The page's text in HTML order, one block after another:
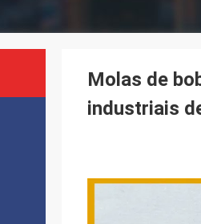
Molas de
industriais